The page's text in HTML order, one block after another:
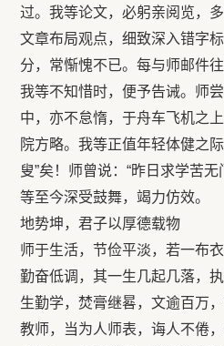
过。我等论文，必躬亲阅览，
文章布局观点，细致深入错字
分，常惭愧不已。每与师邮件
我等不知惜时，便予告诫。师
中，亦不怠惰，于舟车飞机之
院方略。我等正值年轻体健之
叟”矣！师曾说：“昨日求学苦
等至今深受鼓舞，竭力仿效。
地势坤，君子以厚德载物
师于生活，节俭平淡，若一布
勤奋低调，其一生几起几落，
生勤学，焚膏继晷，文逾百万
教师，当为人师表，诲人不倦